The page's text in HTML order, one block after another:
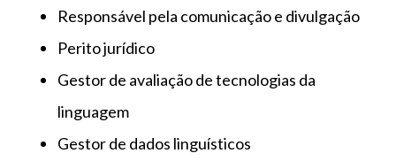
Responsável pela comunicação e divulgação
Perito jurídico
Gestor de avaliação de tecnologias da
linguagem
Gestor de dados linguísticos